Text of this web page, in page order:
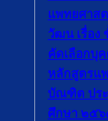
แพทยศาส
วัฒน เรื่อง
คัดเลือกบุ
หลักสูตรแ
บัณฑิต ปร
ศึกษา ๒๕